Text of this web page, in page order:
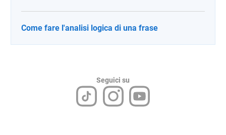
Come fare l'analisi logica di una frase
Seguici su